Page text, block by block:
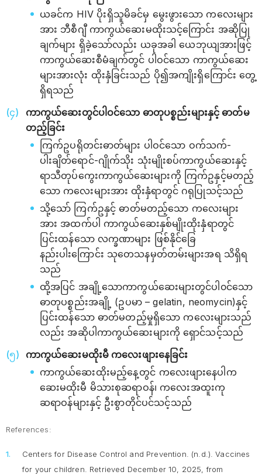
ယခင်က HIV ပိုးရှိသူမိခင်မှ မွေးဖွားသော ကလေးများ
အား ဘီစီဂျီ ကာကွယ်ဆေးမထိုးသင့်ကြောင်း အဆိုပြု
ချက်များ ရှိခဲ့သော်လည်း ယခုအခါ ယေဘုယျအားဖြင့်
ကာကွယ်ဆေးစီမံချက်တွင် ပါဝင်သော ကာကွယ်ဆေး
များအားလုံး ထိုးနှံခြင်းသည် ပို၍အကျိုးရှိကြောင်း တွေ့
ရှိရသည်
ကာကွယ်ဆေးတွင်ပါဝင်သော ဓာတုပစ္စည်းများနှင့် ဓာတ်မ
တည့်ခြင်း
ကြက်ဥပရိုတင်းဓာတ်များ ပါဝင်သော ဝက်သက်-
ပါးချိတ်ရောင်-ဂျိုက်သိုး သုံးမျိုးစပ်ကာကွယ်ဆေးနှင့်
ရာသီတုပ်ကွေးကာကွယ်ဆေးများကို ကြက်ဥနှင့်မတည့်
သော ကလေးများအား ထိုးနှံရာတွင် ဂရုပြုသင့်သည်
သို့သော် ကြက်ဥနှင့် ဓာတ်မတည့်သော ကလေးများ
အား အထက်ပါ ကာကွယ်ဆေးနှစ်မျိုးထိုးနှံရာတွင်
ပြင်းထန်သော လက္ခဏာများ ဖြစ်နိုင်ခြေ
နည်းပါး‌ကြောင်း သုတေသနမှတ်တမ်းများအရ သိရှိရ
သည်
ထို့အပြင် အချို့သောကာကွယ်ဆေးများတွင်ပါ၀င်‌သော
ဓာတုပစ္စည်းအချို့ (ဥပမာ – gelatin, neomycin)နှင့်
ပြင်းထန်သော ဓာတ်မတည့်မှုရှိသော ကလေးများသည်
လည်း အဆိုပါကာကွယ်ဆေးများကို ရှောင်သင့်သည်
ကာကွယ်ဆေးမထိုးမီ ကလေးဖျားနေခြင်း
ကာကွယ်ဆေးထိုးမည့်နေ့တွင် ကလေးဖျားနေပါက
ဆေးမထိုးမီ မိသားစုဆရာဝန်၊ ကလေးအထူးကု
ဆရာဝန်များနှင့် ဦးစွာတိုင်ပင်သင့်သည်
References:
Centers for Disease Control and Prevention. (n.d.).Vaccines
for your children. Retrieved December 10, 2025, from